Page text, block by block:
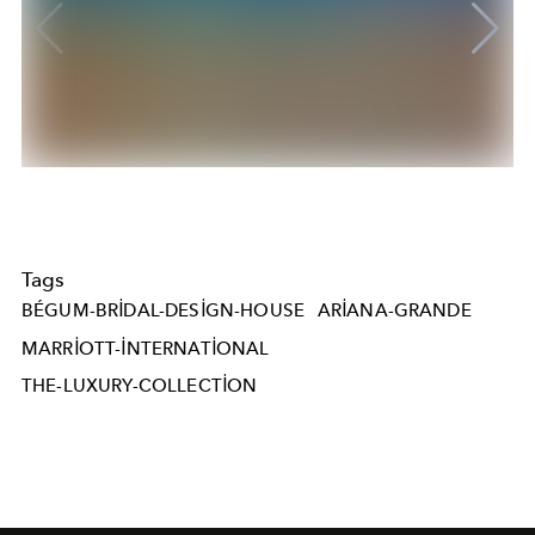
Tags
BÉGUM-BRIDAL-DESIGN-HOUSE
ARIANA-GRANDE
MARRIOTT-INTERNATIONAL
THE-LUXURY-COLLECTION